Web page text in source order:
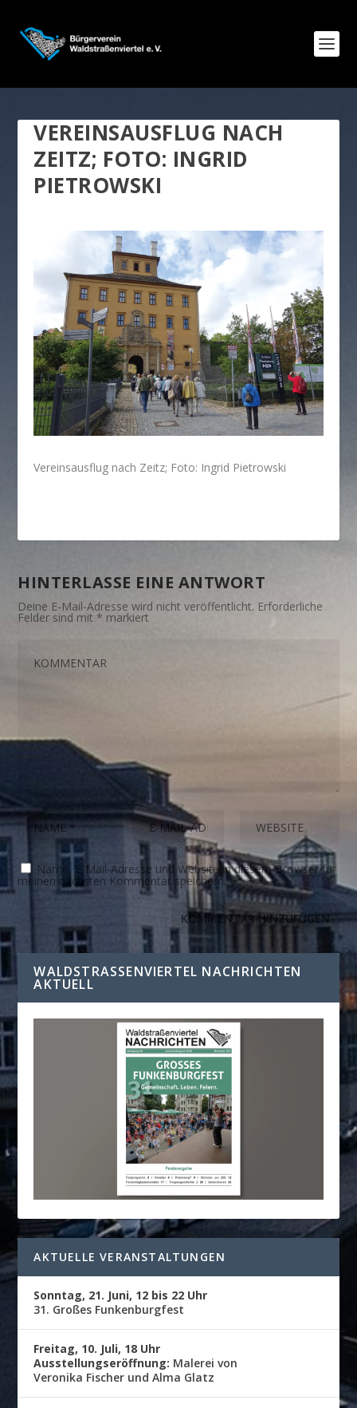
VEREINSAUSFLUG NACH
ZEITZ; FOTO: INGRID
PIETROWSKI
Vereinsausflug nach Zeitz; Foto: Ingrid Pietrowski
HINTERLASSE EINE ANTWORT
Deine E-Mail-Adresse wird nicht veröffentlicht. Erforderliche
Felder sind mit * markiert
Name, E-Mail-Adresse und Website in diesem Browser für
meinen nächsten Kommentar speichern.
WALDSTRASSENVIERTEL NACHRICHTEN A
KTUELL
AKTUELLE VERANSTALTUNGEN
Sonntag, 21. Juni, 12 bis 22 Uhr
31. Großes Funkenburgfest
Freitag, 10. Juli, 18 Uhr
Ausstellungseröffnung: Malerei von
Veronika Fischer und Alma Glatz